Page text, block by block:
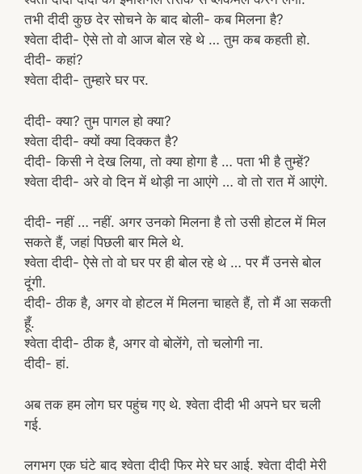
तभी दीदी कुछ देर सोचने के बाद बोली- कब मिलना है?
श्वेता दीदी- ऐसे तो वो आज बोल रहे थे … तुम कब कहती हो.
दीदी- कहां?
श्वेता दीदी- तुम्हारे घर पर.
दीदी- क्या? तुम पागल हो क्या?
श्वेता दीदी- क्यों क्या दिक्कत है?
दीदी- किसी ने देख लिया, तो क्या होगा है … पता भी है तुम्हें?
श्वेता दीदी- अरे वो दिन में थोड़ी ना आएंगे … वो तो रात में आएंगे.
दीदी- नहीं … नहीं. अगर उनको मिलना है तो उसी होटल में मिल
सकते हैं, जहां पिछली बार मिले थे.
श्वेता दीदी- ऐसे तो वो घर पर ही बोल रहे थे … पर मैं उनसे बोल
दूंगी.
दीदी- ठीक है, अगर वो होटल में मिलना चाहते हैं, तो मैं आ सकती
हूँ.
श्वेता दीदी- ठीक है, अगर वो बोलेंगे, तो चलोगी ना.
दीदी- हां.
अब तक हम लोग घर पहुंच गए थे. श्वेता दीदी भी अपने घर चली
गई.
लगभग एक घंटे बाद श्वेता दीदी फिर मेरे घर आई. श्वेता दीदी मेरी